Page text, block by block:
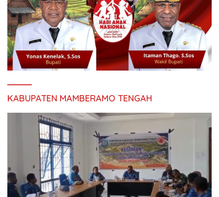
KABUPATEN MAMBERAMO TENGAH